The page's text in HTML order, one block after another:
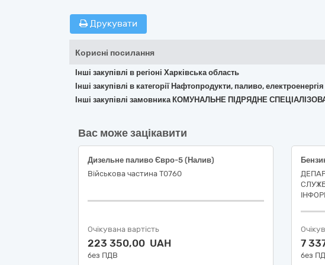
Друкувати
Корисні посилання
Інші закупівлі в регіоні Харківська область
Інші закупівлі в категорії Нафтопродукти, паливо,
Інші закупівлі замовника КОМУНАЛЬНЕ ПІДРЯДНЕ
Вас може зацікавити
Дизельне паливо Євро-5 (Налив)
Військова частина Т0760
Очікувана вартість
223 350,00 UAH
без ПДВ
7
без